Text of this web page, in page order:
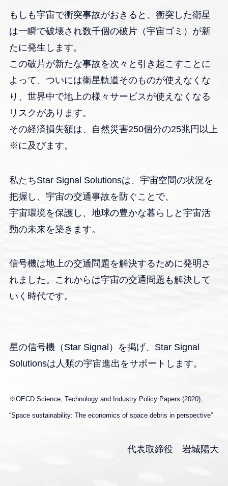
もしも宇宙で衝突事故がおきると、衝突した衛星
は一瞬で破壊され数千個の破片（宇宙ゴミ）が新
たに発生します。
この破片が新たな事故を次々と引き起こすことに
よって、ついには衛星軌道そのものが使えなくな
り、世界中で地上の様々サービスが使えなくなる
リスクがあります。
その経済損失額は、自然災害250個分の25兆円以上
※に及びます。
私たちStar Signal Solutionsは、宇宙空間の状況を
把握し、宇宙の交通事故を防ぐことで、
宇宙環境を保護し、地球の豊かな暮らしと宇宙活
動の未来を築きます。
信号機は地上の交通問題を解決するために発明さ
れました。これからは宇宙の交通問題も解決して
いく時代です。
星の信号機（Star Signal）を掲げ、Star Signal
Solutionsは人類の宇宙進出をサポートします。
※OECD Science, Technology and Industry Policy Papers (2020),
“Space sustainability: The economics of space debris in perspective”
代表取締役 岩城陽大